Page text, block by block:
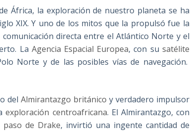
África, la exploración de nuestro planeta se ha
XIX. Y uno de los mitos que la propulsó fue la
directa entre el Atlántico Norte y el
La Agencia Espacial Europea, con su satélite
Norte y de las posibles vías de navegación.
del Almirantazgo británico y verdadero impulsor
exploración centroafricana. El Almirantazgo, con
paso de Drake, invirtió una ingente cantidad de